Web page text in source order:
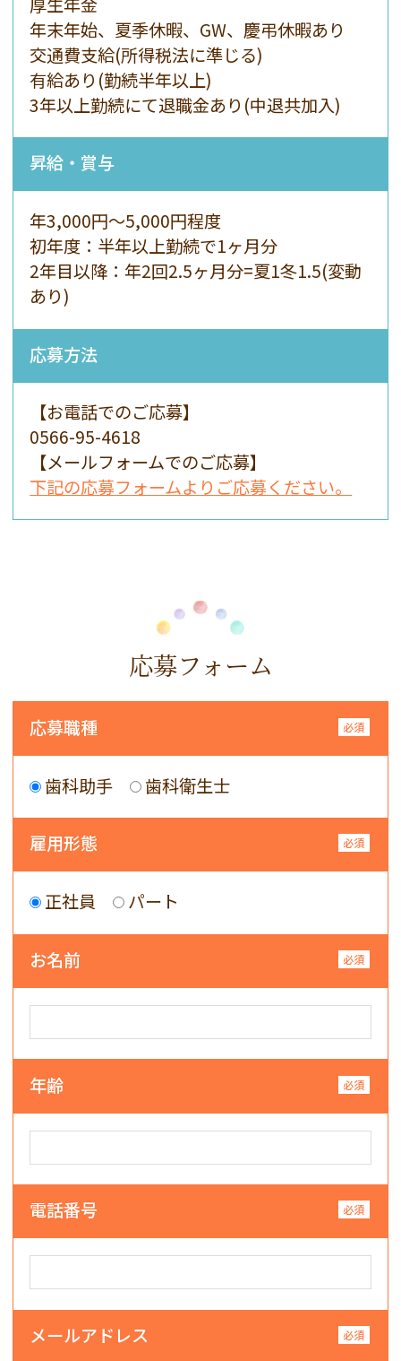
年末年始、夏季休暇、GW、慶弔休暇あり
交通費支給(所得税法に準じる)
有給あり(勤続半年以上)
3年以上勤続にて退職金あり(中退共加入)
昇給・賞与
年3,000円〜5,000円程度
初年度：半年以上勤続で1ヶ月分
2年目以降：年2回2.5ヶ月分=夏1冬1.5(変動
あり)
応募方法
【お電話でのご応募】
0566-95-4618
【メールフォームでのご応募】
下記の応募フォームよりご応募ください。
応募フォーム
応募職種
歯科助手 歯科衛生士
雇用形態
正社員 パート
お名前
年齢
電話番号
メールアドレス